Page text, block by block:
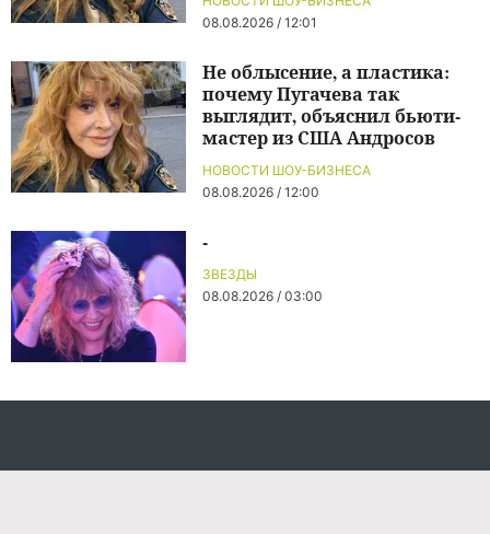
08.08.2026 / 12:01
НОВОСТИ ШОУ-БИЗНЕСА
08.08.2026 / 12:00
Не облысение, а пластика:
почему Пугачева так
выглядит, объяснил бьюти-
мастер из США Андросов
ЗВЕЗДЫ
08.08.2026 / 03:00
-